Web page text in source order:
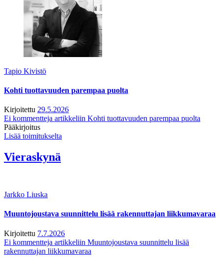
Tapio Kivistö
Kohti tuottavuuden parempaa puolta
Kirjoitettu 29.5.2026
Ei kommentteja artikkeliin Kohti tuottavuuden parempaa puolta
Pääkirjoitus
Lisää toimitukselta
Vieraskynä
Jarkko Liuska
Muuntojoustava suunnittelu lisää rakennuttajan liikkumavaraa
Kirjoitettu 7.7.2026
Ei kommentteja artikkeliin Muuntojoustava suunnittelu lisää
rakennuttajan liikkumavaraa